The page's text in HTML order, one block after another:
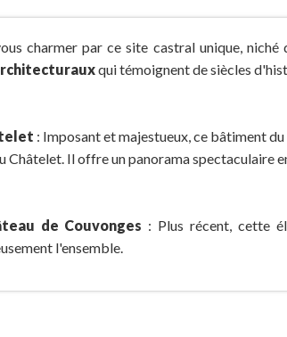
charmer par ce site castral unique,
qui témoignent de siècles
: Imposant et majestueux, ce bâtiment
Châtelet. Il offre un panorama spectaculaire
de Couvonges : Plus récent, cette
l'ensemble.